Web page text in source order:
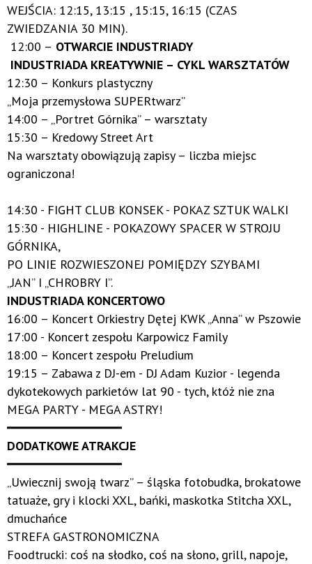
WEJŚCIA: 12:15, 13:15 , 15:15, 16:15 (CZAS
ZWIEDZANIA 30 MIN).
12:00 – OTWARCIE INDUSTRIADY
INDUSTRIADA KREATYWNIE – CYKL WARSZTATÓW
12:30 – Konkurs plastyczny
„Moja przemysłowa SUPERtwarz”
14:00 – „Portret Górnika” – warsztaty
15:30 – Kredowy Street Art
Na warsztaty obowiązują zapisy – liczba miejsc
ograniczona!
14:30 - FIGHT CLUB KONSEK - POKAZ SZTUK WALKI
15:30 - HIGHLINE - POKAZOWY SPACER W STROJU
GÓRNIKA,
PO LINIE ROZWIESZONEJ POMIĘDZY SZYBAMI
„JAN” I „CHROBRY I”.
INDUSTRIADA KONCERTOWO
16:00 – Koncert Orkiestry Dętej KWK „Anna” w Pszowie
17:00 - Koncert zespołu Karpowicz Family
18:00 – Koncert zespołu Preludium
19:15 – Zabawa z DJ-em - DJ Adam Kuzior - legenda
dykotekowych parkietów lat 90 - tych, któż nie zna
MEGA PARTY - MEGA ASTRY!
━━━━━━━━━━━━━━━
DODATKOWE ATRAKCJE
━━━━━━━━━━━━━━━
„Uwiecznij swoją twarz” – śląska fotobudka, brokatowe
tatuaże, gry i klocki XXL, bańki, maskotka Stitcha XXL,
dmuchańce
STREFA GASTRONOMICZNA
Foodtrucki: coś na słodko, coś na słono, grill, napoje,